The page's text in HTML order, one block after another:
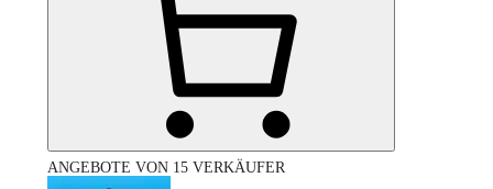
ANGEBOTE VON 15 VERKÄUFER